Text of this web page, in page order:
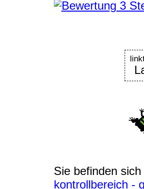
Sie befinden
kontrollbereich -